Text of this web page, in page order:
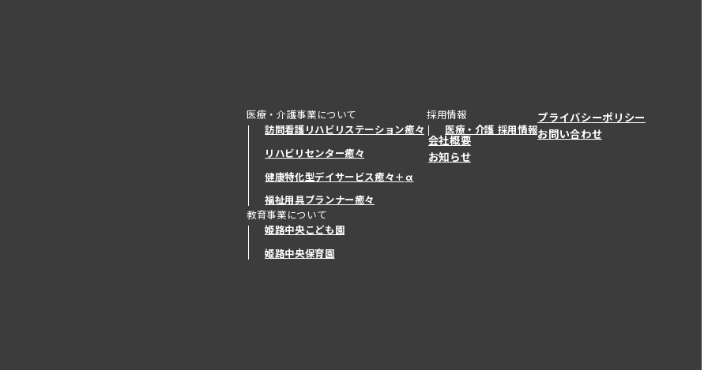
医療・介護事業について
訪問看護リハビリステーション癒々
リハビリセンター癒々
健康特化型デイサービス癒々＋α
健康特化型デイサービス癒々＋
福祉用具プランナー癒々
教育事業について
姫路中央こども園
姫路中央保育園
採用情報
医療・介護 採用情報
会社概要
お知らせ
プライバシーポリシー
お問い合わせ